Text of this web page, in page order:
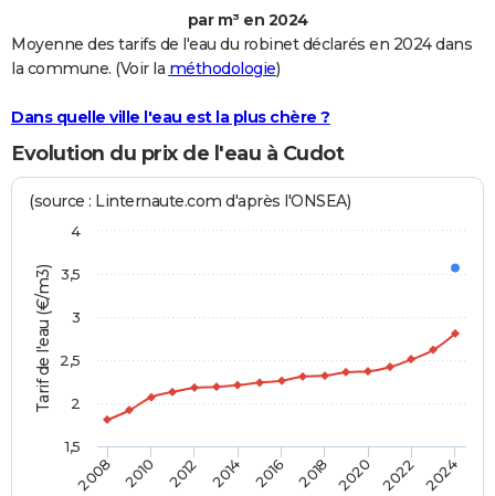
FORUM
par m³ en 2024
Moyenne des tarifs de l'eau du robinet déclarés en 2024 dans
la commune. (Voir la méthodologie)
Dans quelle ville l'eau est la plus chère ?
Evolution du prix de l'eau à Cudot
Tarif de l'eau (€/m3)
(source : Linternaute.com d'après l'ONSEA)
2008 2010 2012 2014 2016 2018 2020 2022 2024
1,5
2
2,5
3
3,5
4